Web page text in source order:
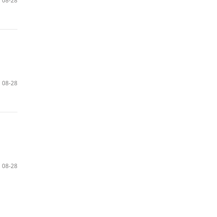
08-28
08-28